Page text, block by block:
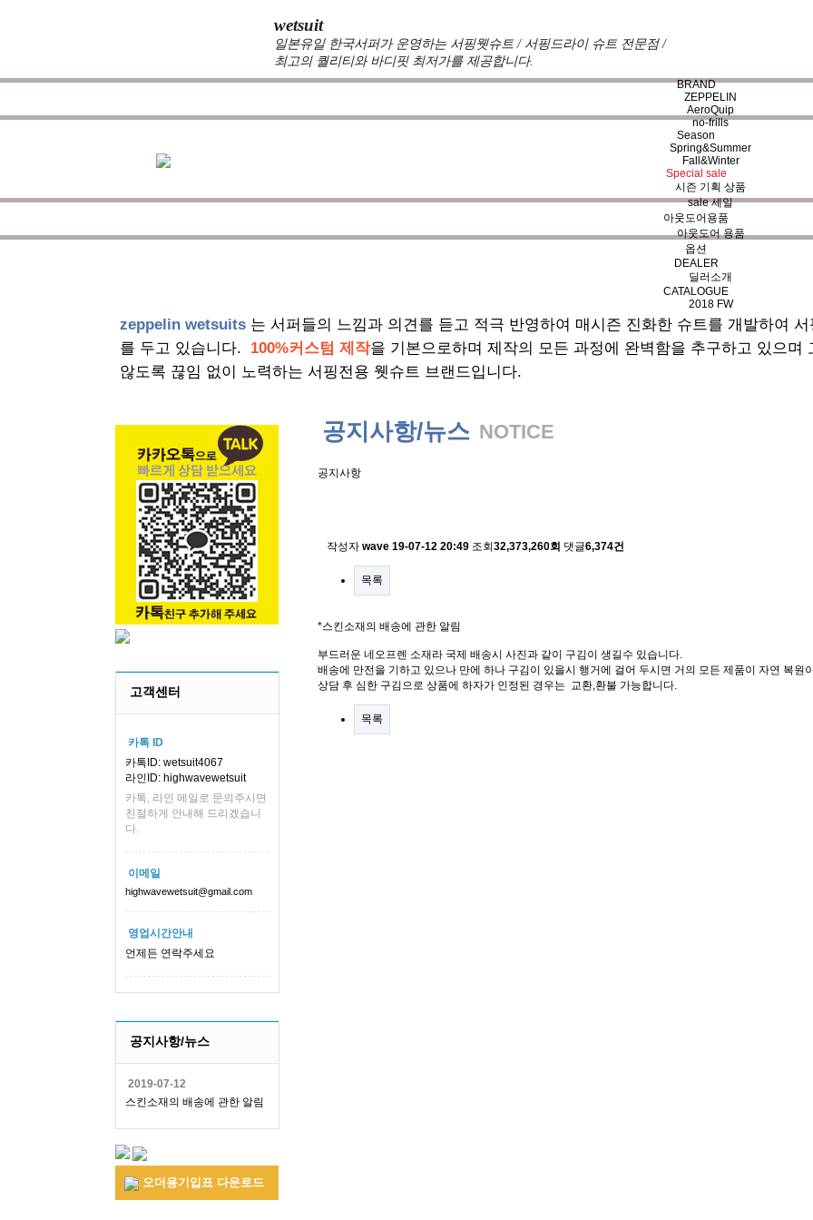
wetsuit
일본유일 한국서퍼가 운영하는 서핑웻슈트 / 서핑드라이 슈트 전문점 /
최고의 퀄리티와 바디핏 최저가를 제공합니다.
BRAND
ZEPPELIN
AeroQuip
no-frills
Season
Spring&Summer
Fall&Winter
Special sale
시즌 기획 상품
sale 세일
아웃도어용품
아웃도어 용품
옵션
DEALER
딜러소개
CATALOGUE
2018 FW
zeppelin wetsuits 는 서퍼들의 느낌과 의견를 듣고 적극 반영하여 매시즌 진화한 슈트를 개발하여
를 두고 있습니다. 100%커스텀 제작을 기본으로하며 제작의 모든 과정에 완벽함을 추구하고 있으며
않도록 끊임 없이 노력하는 서핑전용 웻슈트 브랜드입니다.
고객센터
카톡 ID
카톡ID: wetsuit4067
라인ID: highwavewetsuit
카톡, 라인 메일로 문의주시면
친절하게 안내해 드리겠습니
다.
이메일
highwavewetsuit@gmail.com
영업시간안내
언제든 연락주세요
공지사항/뉴스
2019-07-12
스킨소재의 배송에 관한 알림
오더용기입표 다운로드
공지사항/뉴스 NOTICE
공지사항
작성자 wave 19-07-12 20:49 조회 32,373,260회 댓글6,374건
목록
*스킨소재의 배송에 관한 알림
부드러운 네오프렌 소재라 국제 배송시 사진과 같이 구김이 생길수 있습니다.
배송에 만전을 기하고 있으나 만에 하나 구김이 있을시 행거에 걸어 두시면 거의 모든 제품이 자연 복원
상담 후 심한 구김으로 상품에 하자가 인정된 경우는 교환,환불 가능합니다.
목록